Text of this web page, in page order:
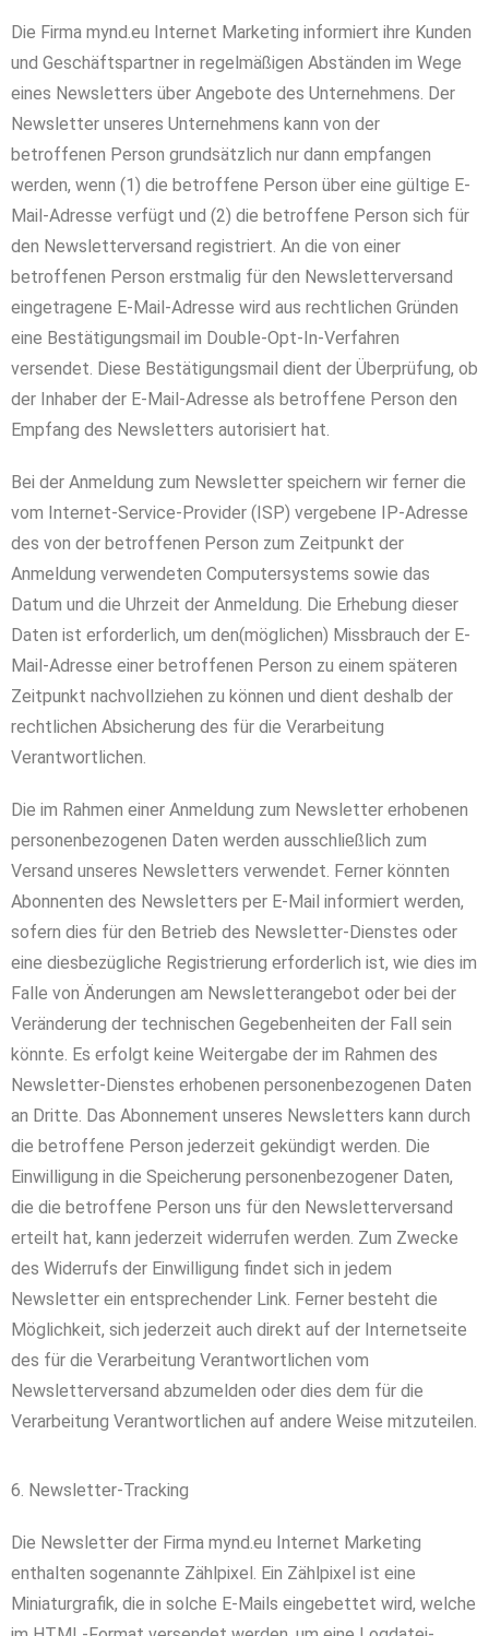
Die Firma mynd.eu Internet Marketing informiert ihre Kunden
und Geschäftspartner in regelmäßigen Abständen im Wege
eines Newsletters über Angebote des Unternehmens. Der
Newsletter unseres Unternehmens kann von der
betroffenen Person grundsätzlich nur dann empfangen
werden, wenn (1) die betroffene Person über eine gültige E-
Mail-Adresse verfügt und (2) die betroffene Person sich für
den Newsletterversand registriert. An die von einer
betroffenen Person erstmalig für den Newsletterversand
eingetragene E-Mail-Adresse wird aus rechtlichen Gründen
eine Bestätigungsmail im Double-Opt-In-Verfahren
versendet. Diese Bestätigungsmail dient der Überprüfung, ob
der Inhaber der E-Mail-Adresse als betroffene Person den
Empfang des Newsletters autorisiert hat.
Bei der Anmeldung zum Newsletter speichern wir ferner die
vom Internet-Service-Provider (ISP) vergebene IP-Adresse
des von der betroffenen Person zum Zeitpunkt der
Anmeldung verwendeten Computersystems sowie das
Datum und die Uhrzeit der Anmeldung. Die Erhebung dieser
Daten ist erforderlich, um den(möglichen) Missbrauch der E-
Mail-Adresse einer betroffenen Person zu einem späteren
Zeitpunkt nachvollziehen zu können und dient deshalb der
rechtlichen Absicherung des für die Verarbeitung
Verantwortlichen.
Die im Rahmen einer Anmeldung zum Newsletter erhobenen
personenbezogenen Daten werden ausschließlich zum
Versand unseres Newsletters verwendet. Ferner könnten
Abonnenten des Newsletters per E-Mail informiert werden,
sofern dies für den Betrieb des Newsletter-Dienstes oder
eine diesbezügliche Registrierung erforderlich ist, wie dies im
Falle von Änderungen am Newsletterangebot oder bei der
Veränderung der technischen Gegebenheiten der Fall sein
könnte. Es erfolgt keine Weitergabe der im Rahmen des
Newsletter-Dienstes erhobenen personenbezogenen Daten
an Dritte. Das Abonnement unseres Newsletters kann durch
die betroffene Person jederzeit gekündigt werden. Die
Einwilligung in die Speicherung personenbezogener Daten,
die die betroffene Person uns für den Newsletterversand
erteilt hat, kann jederzeit widerrufen werden. Zum Zwecke
des Widerrufs der Einwilligung findet sich in jedem
Newsletter ein entsprechender Link. Ferner besteht die
Möglichkeit, sich jederzeit auch direkt auf der Internetseite
des für die Verarbeitung Verantwortlichen vom
Newsletterversand abzumelden oder dies dem für die
Verarbeitung Verantwortlichen auf andere Weise mitzuteilen.
6. Newsletter-Tracking
Die Newsletter der Firma mynd.eu Internet Marketing
enthalten sogenannte Zählpixel. Ein Zählpixel ist eine
Miniaturgrafik, die in solche E-Mails eingebettet wird, welche